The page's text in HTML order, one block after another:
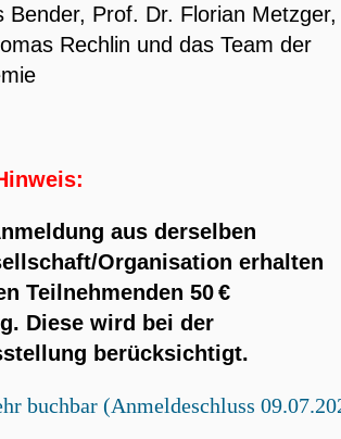
Bender, Prof. Dr. Florian Metzger,
Rechlin und das Team der
aus derselben
Organisation erhalten
Teilnehmenden 50 €
Diese wird bei der
berücksichtigt.
buchbar (Anmeldeschluss